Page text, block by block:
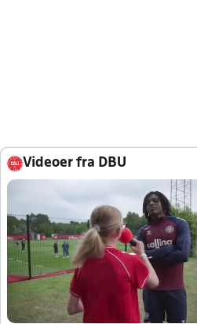
Videoer fra DBU